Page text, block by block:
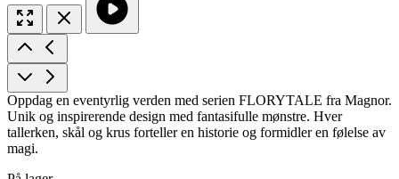
Oppdag en eventyrlig verden med serien FLORYTALE fra Magnor.
Unik og inspirerende design med fantasifulle mønstre. Hver
tallerken, skål og krus forteller en historie og formidler en følelse av
magi.